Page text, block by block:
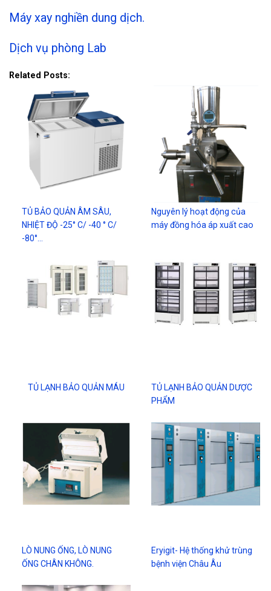
Máy xay nghiền dung dịch.
Dịch vụ phòng Lab
Related Posts:
TỦ BẢO QUẢN ÂM SÂU,
NHIỆT ĐỘ -25° C/ -40 ° C/
-80°…
Nguyên lý hoạt động của
máy đồng hóa áp xuất cao
TỦ LẠNH BẢO QUẢN MÁU
TỦ LẠNH BẢO QUẢN DƯỢC
PHẨM
LÒ NUNG ỐNG, LÒ NUNG
ỐNG CHÂN KHÔNG.
Eryigit- Hệ thống khử trùng
bệnh viện Châu Âu